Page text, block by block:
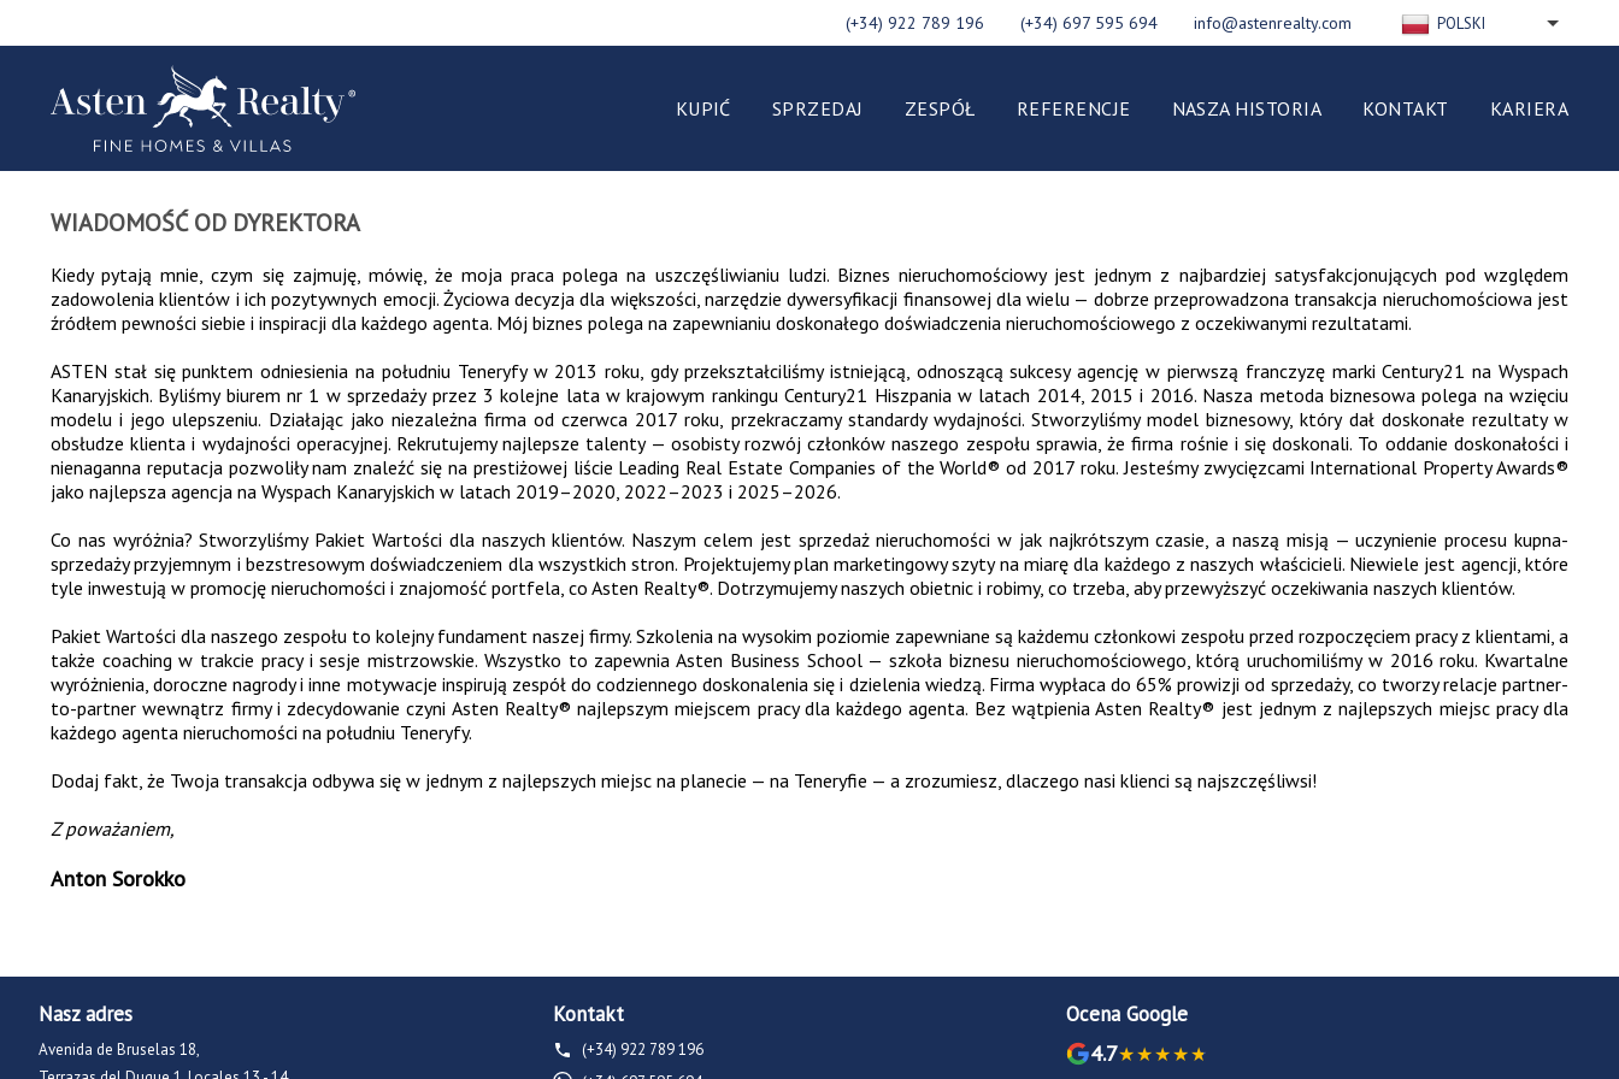
POLSKI
DEUTSCH
ITALIANO
(+34) 922 789 196 (+34) 697 595 694 info@astenrealty.com
KUPIĆ SPRZEDAJ ZESPÓŁ REFERENCJE NASZA HISTORIA KONTAKT KARIERA
WIADOMOŚĆ OD DYREKTORA
Kiedy pytają mnie, czym się zajmuję, mówię, że moja praca polega na uszczęśliwianiu ludzi. Biznes nieruchomościowy jest jednym z najbardziej satysfakcjonujących pod względem
zadowolenia klientów i ich pozytywnych emocji. Życiowa decyzja dla większości, narzędzie dywersyfikacji finansowej dla wielu — dobrze przeprowadzona transakcja nieruchomościowa jest
źródłem pewności siebie i inspiracji dla każdego agenta. Mój biznes polega na zapewnianiu doskonałego doświadczenia nieruchomościowego z oczekiwanymi rezultatami.
ASTEN stał się punktem odniesienia na południu Teneryfy w 2013 roku, gdy przekształciliśmy istniejącą, odnoszącą sukcesy agencję w pierwszą franczyzę marki Century21 na Wyspach
Kanaryjskich. Byliśmy biurem nr 1 w sprzedaży przez 3 kolejne lata w krajowym rankingu Century21 Hiszpania w latach 2014, 2015 i 2016. Nasza metoda biznesowa polega na wzięciu
modelu i jego ulepszeniu. Działając jako niezależna firma od czerwca 2017 roku, przekraczamy standardy wydajności. Stworzyliśmy model biznesowy, który dał doskonałe rezultaty w
obsłudze klienta i wydajności operacyjnej. Rekrutujemy najlepsze talenty — osobisty rozwój członków naszego zespołu sprawia, że firma rośnie i się doskonali. To oddanie doskonałości i
nienaganna reputacja pozwoliły nam znaleźć się na prestiżowej liście Leading Real Estate Companies of the World® od 2017 roku. Jesteśmy zwycięzcami International Property Awards®
jako najlepsza agencja na Wyspach Kanaryjskich w latach 2019–2020, 2022–2023 i 2025–2026.
Co nas wyróżnia? Stworzyliśmy Pakiet Wartości dla naszych klientów. Naszym celem jest sprzedaż nieruchomości w jak najkrótszym czasie, a naszą misją — uczynienie procesu kupna-
sprzedaży przyjemnym i bezstresowym doświadczeniem dla wszystkich stron. Projektujemy plan marketingowy szyty na miarę dla każdego z naszych właścicieli. Niewiele jest agencji, które
tyle inwestują w promocję nieruchomości i znajomość portfela, co Asten Realty®. Dotrzymujemy naszych obietnic i robimy, co trzeba, aby przewyższyć oczekiwania naszych klientów.
Pakiet Wartości dla naszego zespołu to kolejny fundament naszej firmy. Szkolenia na wysokim poziomie zapewniane są każdemu członkowi zespołu przed rozpoczęciem pracy z klientami, a
także coaching w trakcie pracy i sesje mistrzowskie. Wszystko to zapewnia Asten Business School — szkoła biznesu nieruchomościowego, którą uruchomiliśmy w 2016 roku. Kwartalne
wyróżnienia, doroczne nagrody i inne motywacje inspirują zespół do codziennego doskonalenia się i dzielenia wiedzą. Firma wypłaca do 65% prowizji od sprzedaży, co tworzy relacje partner-
to-partner wewnątrz firmy i zdecydowanie czyni Asten Realty® najlepszym miejscem pracy dla każdego agenta. Bez wątpienia Asten Realty® jest jednym z najlepszych miejsc pracy dla
każdego agenta nieruchomości na południu Teneryfy.
Dodaj fakt, że Twoja transakcja odbywa się w jednym z najlepszych miejsc na planecie — na Teneryfie — a zrozumiesz, dlaczego nasi klienci są najszczęśliwsi!
Z poważaniem,
Anton Sorokko
Nasz adres
Avenida de Bruselas 18,
Kontakt
(+34) 922 789 196
Ocena Google
4.7